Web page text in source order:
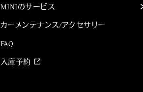
MINIのサービス
カーメンテナンス/アクセサリー
FAQ
入庫予約